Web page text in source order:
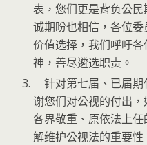
表，您们更是背负公
诚期盼也相信，各位
价值选择，我们呼吁
神，善尽遴选职责。
针对第七届、已届
谢您们对公视的付出
各界敬重、原依法上
解维护公视法的重要